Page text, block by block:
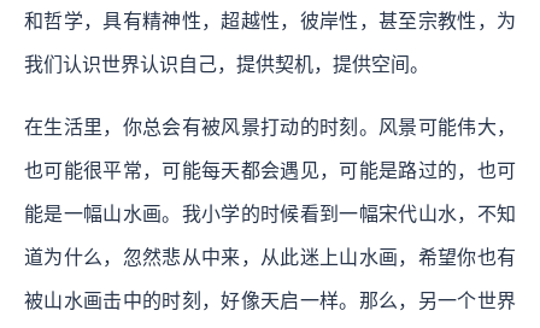
和哲学，具有精神性，超越性，彼岸性，甚至宗教性，为
我们认识世界认识自己，提供契机，提供空间。
在生活里，你总会有被风景打动的时刻。风景可能伟大，
也可能很平常，可能每天都会遇见，可能是路过的，也可
能是一幅山水画。我小学的时候看到一幅宋代山水，不知
道为什么，忽然悲从中来，从此迷上山水画，希望你也有
被山水画击中的时刻，好像天启一样。那么，另一个世界